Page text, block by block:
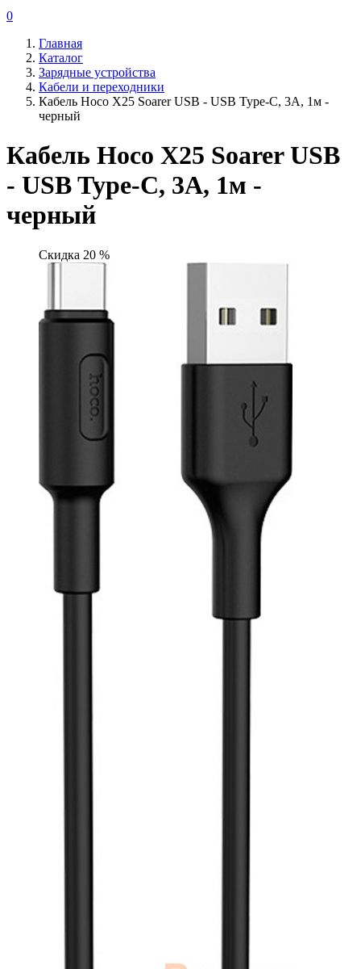
0
Главная
Каталог
Зарядные устройства
Кабели и переходники
Кабель Hoco X25 Soarer USB - USB Type-C, 3A, 1м -
черный
Кабель Hoco X25 Soarer USB
- USB Type-C, 3A, 1м -
черный
Скидка 20 %